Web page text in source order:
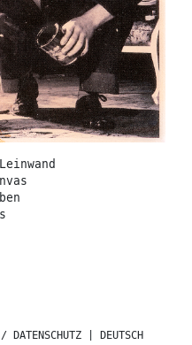
DATENSCHUTZ DEUTSCH